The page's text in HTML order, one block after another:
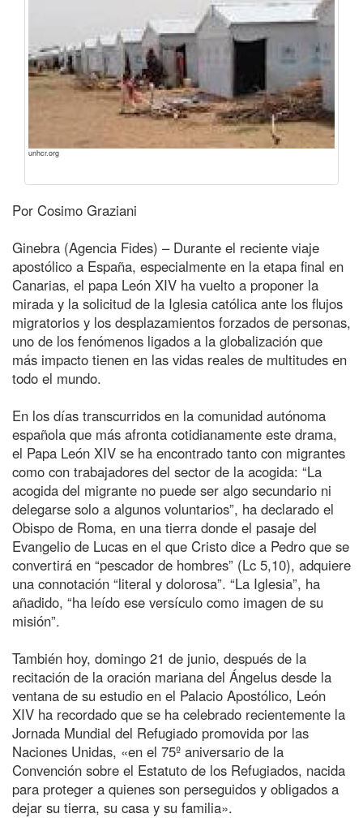
unhcr.org
Por Cosimo Graziani
Ginebra (Agencia Fides) – Durante el reciente viaje
apostólico a España, especialmente en la etapa final en
Canarias, el papa León XIV ha vuelto a proponer la
mirada y la solicitud de la Iglesia católica ante los flujos
migratorios y los desplazamientos forzados de personas,
uno de los fenómenos ligados a la globalización que
más impacto tienen en las vidas reales de multitudes en
todo el mundo.
En los días transcurridos en la comunidad autónoma
española que más afronta cotidianamente este drama,
el Papa León XIV se ha encontrado tanto con migrantes
como con trabajadores del sector de la acogida: “La
acogida del migrante no puede ser algo secundario ni
delegarse solo a algunos voluntarios”, ha declarado el
Obispo de Roma, en una tierra donde el pasaje del
Evangelio de Lucas en el que Cristo dice a Pedro que se
convertirá en “pescador de hombres” (Lc 5,10), adquiere
una connotación “literal y dolorosa”. “La Iglesia”, ha
añadido, “ha leído ese versículo como imagen de su
misión”.
También hoy, domingo 21 de junio, después de la
recitación de la oración mariana del Ángelus desde la
ventana de su estudio en el Palacio Apostólico, León
XIV ha recordado que se ha celebrado recientemente la
Jornada Mundial del Refugiado promovida por las
Naciones Unidas, «en el 75º aniversario de la
Convención sobre el Estatuto de los Refugiados, nacida
para proteger a quienes son perseguidos y obligados a
dejar su tierra, su casa y su familia».